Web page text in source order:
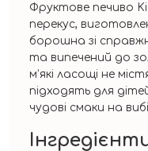
Фруктове печиво
перекус,
борошна зі
та випечений до
м’які ласощі не
підходять для
чудові смаки на